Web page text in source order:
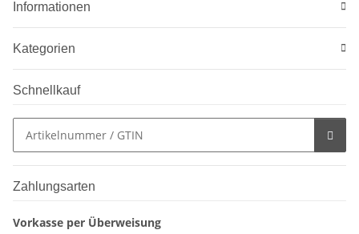
Informationen
Kategorien
Schnellkauf
Zahlungsarten
Vorkasse per Überweisung